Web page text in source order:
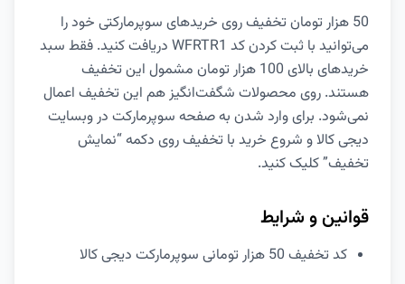
50 هزار تومان تخفیف روی خریدهای سوپرمارکتی خود را
می‌توانید با ثبت کردن کد WFRTR1 دریافت کنید. فقط سبد
خریدهای بالای 100 هزار تومان مشمول این تخفیف
هستند. روی محصولات شگفت‌انگیز هم این تخفیف اعمال
نمی‌شود. برای وارد شدن به صفحه سوپرمارکت در وبسایت
دیجی کالا و شروع خرید با تخفیف روی دکمه “نمایش
تخفیف” کلیک کنید.
قوانین و شرایط
کد تخفیف 50 هزار تومانی سوپرمارکت دیجی کالا